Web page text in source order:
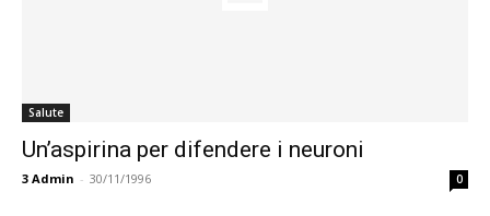
Salute
Un’aspirina per difendere i neuroni
3 Admin - 30/11/1996 0